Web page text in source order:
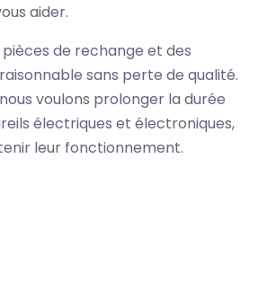
aider.
pièces de rechange et des
sans perte de qualité.
voulons prolonger la durée
électriques et électroniques,
leur fonctionnement.